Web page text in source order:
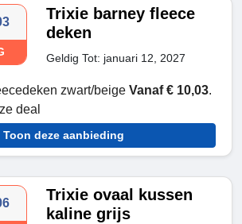
Trixie barney fleece
deken
Geldig Tot: januari 12, 2027
zwart/beige Vanaf € 10,03.
deal
Toon deze aanbieding
Trixie ovaal kussen
kaline grijs